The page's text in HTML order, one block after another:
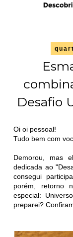
Desafio
Oi oi pessoal!
Tudo bem com
Demorou, mas
dedicada ao
consegui
porém, retorno
especial:
preparei?